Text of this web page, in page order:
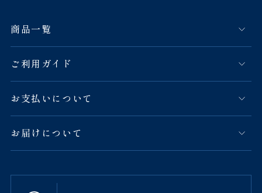
商品一覧
ご利用ガイド
お支払いについて
お届けについて